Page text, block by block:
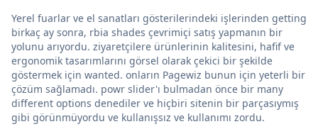
Yerel fuarlar ve el sanatları gösterilerindeki işlerinden getting
birkaç ay sonra, rbia shades çevrimiçi satış yapmanın bir
yolunu arıyordu. ziyaretçilere ürünlerinin kalitesini, hafif ve
ergonomik tasarımlarını görsel olarak çekici bir şekilde
göstermek için wanted. onların Pagewiz bunun için yeterli bir
çözüm sağlamadı. powr slider'ı bulmadan önce bir many
different options denediler ve hiçbiri sitenin bir parçasıymış
gibi görünmüyordu ve kullanışsız ve kullanımı zordu.